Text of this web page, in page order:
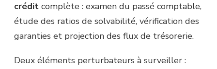
crédit complète : examen du passé comptable,
étude des ratios de solvabilité, vérification des
garanties et projection des flux de trésorerie.
Deux éléments perturbateurs à surveiller :